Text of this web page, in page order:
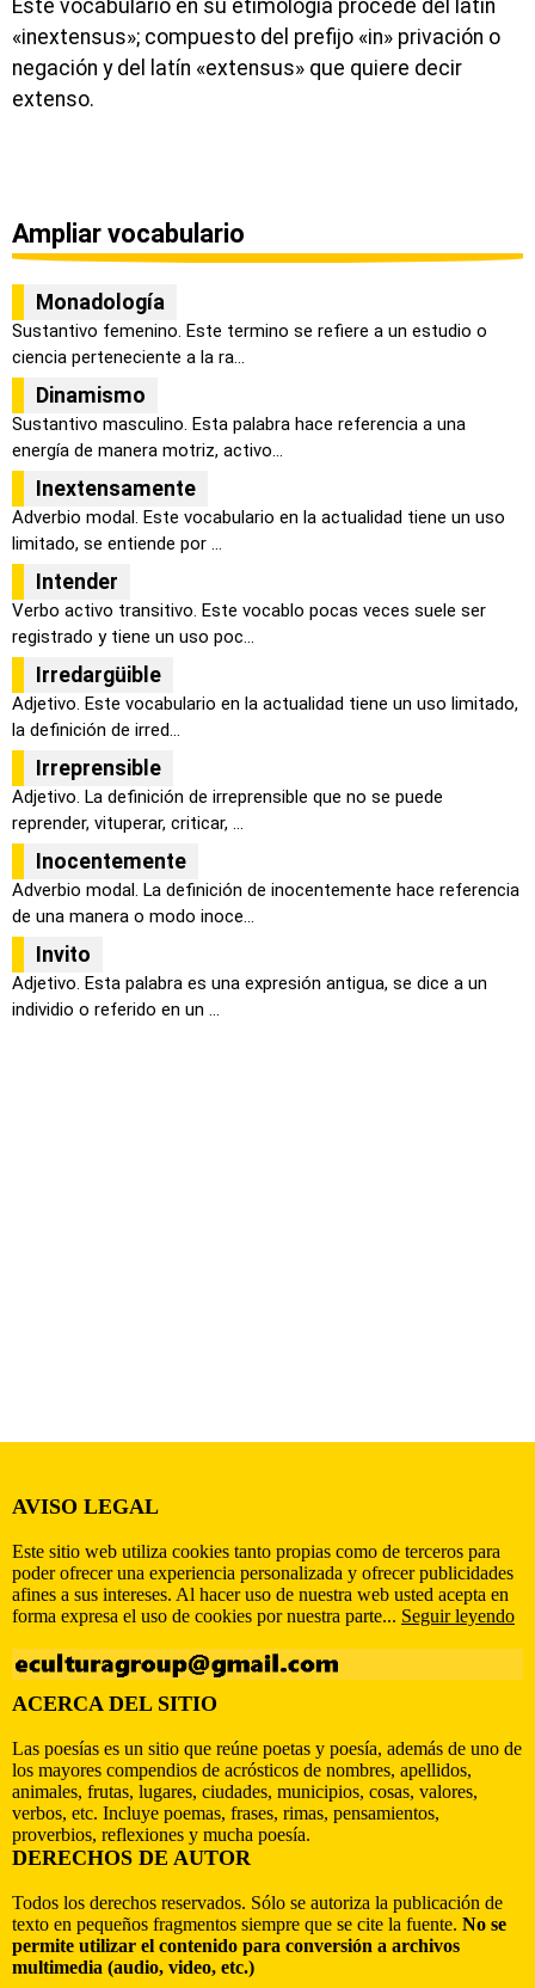
Este vocabulario en su etimología procede del latín
«inextensus»; compuesto del prefijo «in» privación o
negación y del latín «extensus» que quiere decir
extenso.
Ampliar vocabulario
Monadología
Sustantivo femenino. Este termino se refiere a un estudio o
ciencia perteneciente a la ra...
Dinamismo
Sustantivo masculino. Esta palabra hace referencia a una
energía de manera motriz, activo...
Inextensamente
Adverbio modal. Este vocabulario en la actualidad tiene un uso
limitado, se entiende por ...
Intender
Verbo activo transitivo. Este vocablo pocas veces suele ser
registrado y tiene un uso poc...
Irredargüible
Adjetivo. Este vocabulario en la actualidad tiene un uso limitado,
la definición de irred...
Irreprensible
Adjetivo. La definición de irreprensible que no se puede
reprender, vituperar, criticar, ...
Inocentemente
Adverbio modal. La definición de inocentemente hace referencia
de una manera o modo inoce...
Invito
Adjetivo. Esta palabra es una expresión antigua, se dice a un
individio o referido en un ...
AVISO LEGAL
Este sitio web utiliza cookies tanto propias como de terceros para
poder ofrecer una experiencia personalizada y ofrecer publicidades
afines a sus intereses. Al hacer uso de nuestra web usted acepta en
forma expresa el uso de cookies por nuestra parte... Seguir leyendo
ACERCA DEL SITIO
Las poesías es un sitio que reúne poetas y poesía, además de uno de
los mayores compendios de acrósticos de nombres, apellidos,
animales, frutas, lugares, ciudades, municipios, cosas, valores,
verbos, etc. Incluye poemas, frases, rimas, pensamientos,
proverbios, reflexiones y mucha poesía.
DERECHOS DE AUTOR
Todos los derechos reservados. Sólo se autoriza la publicación de
texto en pequeños fragmentos siempre que se cite la fuente. No se
permite utilizar el contenido para conversión a archivos
multimedia (audio, video, etc.)